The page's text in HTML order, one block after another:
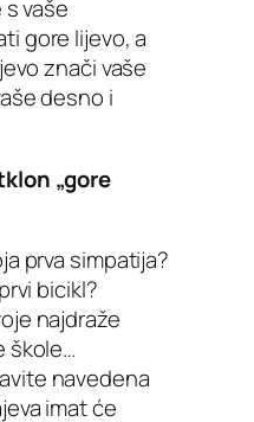
vaše
gore lijevo, a
znači vaše
desno i
„gore
prva simpatija?
bicikl?
najdraže
škole…
navedena
imat će